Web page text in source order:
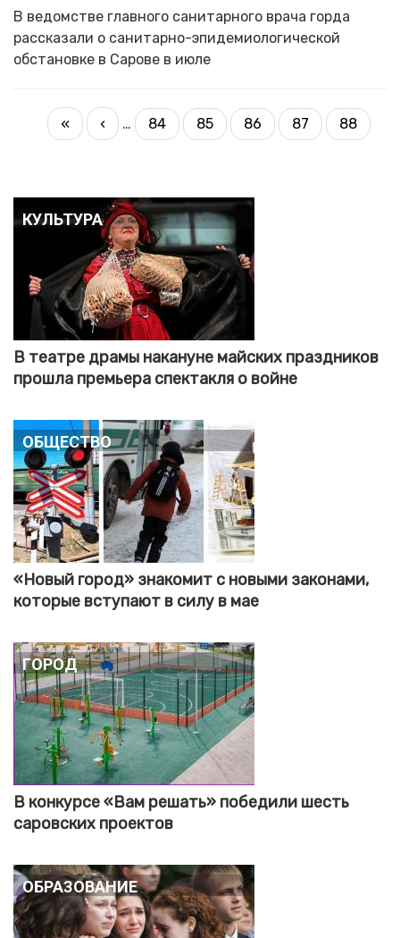
В ведомстве главного санитарного врача горда
рассказали о санитарно-эпидемиологической
обстановке в Сарове в июле
НУМЕРАЦИЯ
СТРАНИЦ
Первая
страница
«
Предыдущая
страница
‹ … Страница
84 Страница
85 Страница
86 Страница
87
Текущая
88
Культура
В театре драмы накануне майских праздников
прошла премьера спектакля о войне
Общество
«Новый город» знакомит с новыми законами,
которые вступают в силу в мае
Город
В конкурсе «Вам решать» победили шесть
саровских проектов
Образование